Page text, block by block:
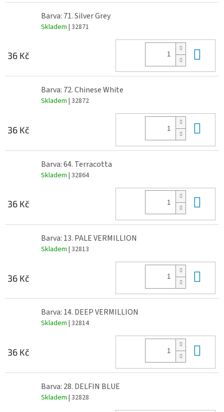
Barva: 71. Silver Grey
Skladem | 32871
36 Kč
Barva: 72. Chinese White
Skladem | 32872
36 Kč
Barva: 64. Terracotta
Skladem | 32864
36 Kč
Barva: 13. PALE VERMILLION
Skladem | 32813
36 Kč
Barva: 14. DEEP VERMILLION
Skladem | 32814
36 Kč
Barva: 28. DELFIN BLUE
Skladem | 32828